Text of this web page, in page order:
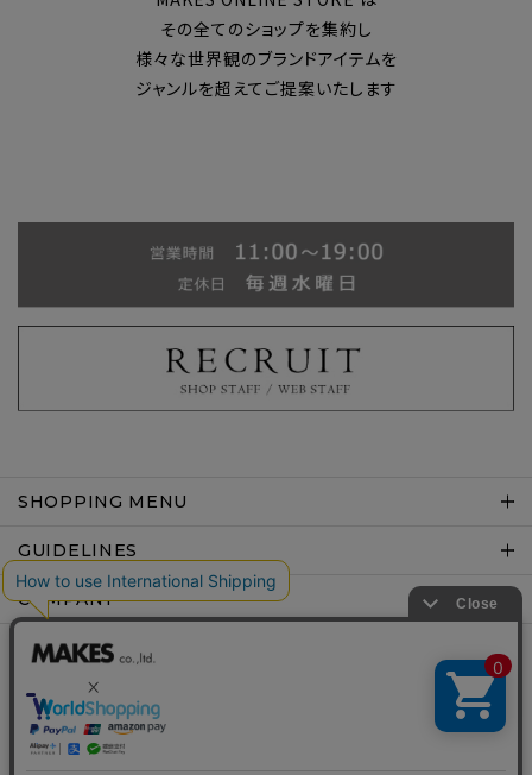
その全てのショップを集約し
様々な世界観のブランドアイテムを
ジャンルを超えてご提案いたします
SHOPPING MENU
GUIDELINES
COMPANY